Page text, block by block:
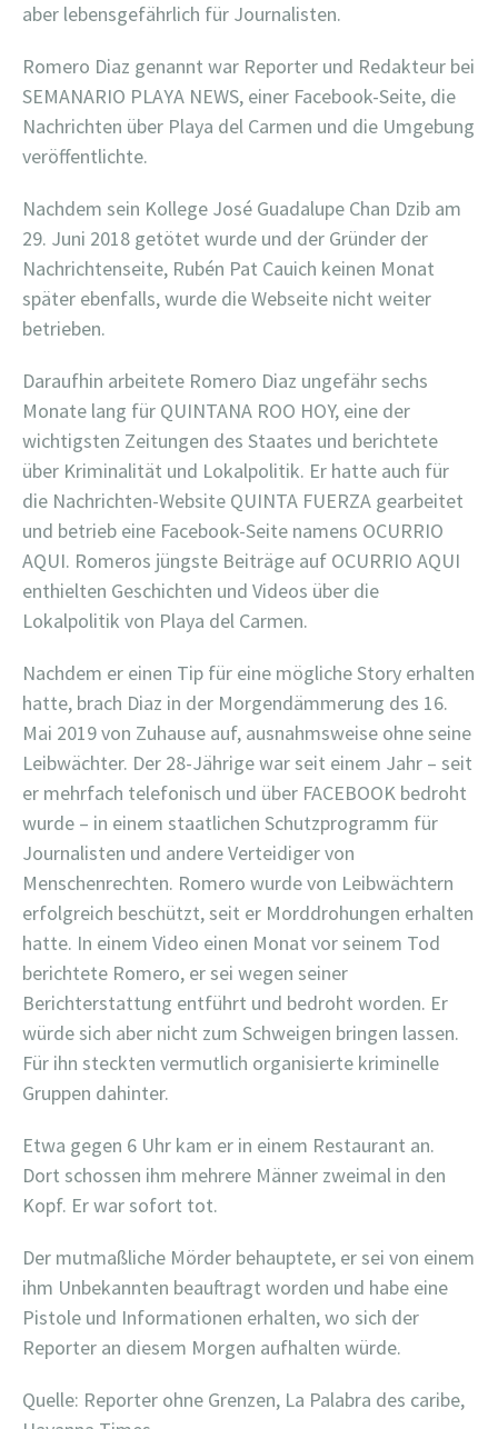
aber lebensgefährlich für Journalisten.
Romero Diaz genannt war Reporter und Redakteur bei
SEMANARIO PLAYA NEWS, einer Facebook-Seite, die
Nachrichten über Playa del Carmen und die Umgebung
veröffentlichte.
Nachdem sein Kollege José Guadalupe Chan Dzib am
29. Juni 2018 getötet wurde und der Gründer der
Nachrichtenseite, Rubén Pat Cauich keinen Monat
später ebenfalls, wurde die Webseite nicht weiter
betrieben.
Daraufhin arbeitete Romero Diaz ungefähr sechs
Monate lang für QUINTANA ROO HOY, eine der
wichtigsten Zeitungen des Staates und berichtete
über Kriminalität und Lokalpolitik. Er hatte auch für
die Nachrichten-Website QUINTA FUERZA gearbeitet
und betrieb eine Facebook-Seite namens OCURRIO
AQUI. Romeros jüngste Beiträge auf OCURRIO AQUI
enthielten Geschichten und Videos über die
Lokalpolitik von Playa del Carmen.
Nachdem er einen Tip für eine mögliche Story erhalten
hatte, brach Diaz in der Morgendämmerung des 16.
Mai 2019 von Zuhause auf, ausnahmsweise ohne seine
Leibwächter. Der 28-Jährige war seit einem Jahr – seit
er mehrfach telefonisch und über FACEBOOK bedroht
wurde – in einem staatlichen Schutzprogramm für
Journalisten und andere Verteidiger von
Menschenrechten. Romero wurde von Leibwächtern
erfolgreich beschützt, seit er Morddrohungen erhalten
hatte. In einem Video einen Monat vor seinem Tod
berichtete Romero, er sei wegen seiner
Berichterstattung entführt und bedroht worden. Er
würde sich aber nicht zum Schweigen bringen lassen.
Für ihn steckten vermutlich organisierte kriminelle
Gruppen dahinter.
Etwa gegen 6 Uhr kam er in einem Restaurant an.
Dort schossen ihm mehrere Männer zweimal in den
Kopf. Er war sofort tot.
Der mutmaßliche Mörder behauptete, er sei von einem
ihm Unbekannten beauftragt worden und habe eine
Pistole und Informationen erhalten, wo sich der
Reporter an diesem Morgen aufhalten würde.
Quelle: Reporter ohne Grenzen, La Palabra des caribe,